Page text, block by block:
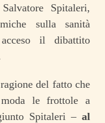
Spitaleri,
sulla sanità
il dibattito
del fatto che
le frottole a
Spitaleri – al